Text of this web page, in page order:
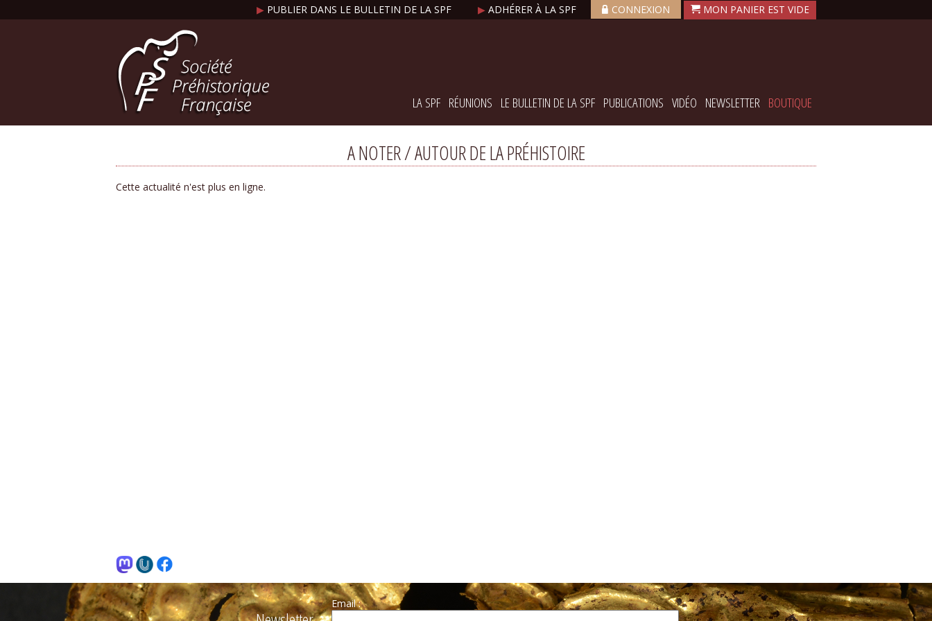
▶ PUBLIER DANS LE BULLETIN DE LA SPF ▶ ADHÉRER À LA SPF CONNEXION
LA SPF RÉUNIONS LE BULLETIN DE LA SPF PUBLICATIONS VIDÉO NEWSLETTER BOUTIQUE
A NOTER / AUTOUR DE LA PRÉHISTOIRE
Cette actualité n'est plus en ligne.
Email :